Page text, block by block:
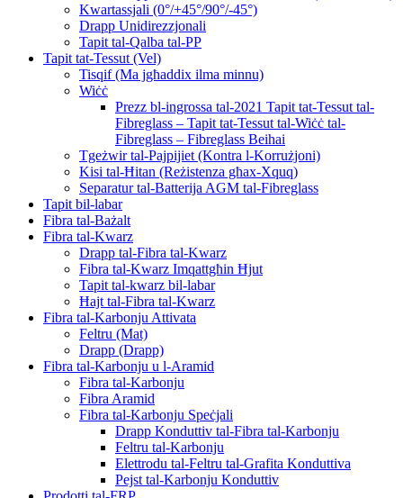
Kwartassjali (0°/+45°/90°/-45°)
Drapp Unidirezzjonali
Tapit tal-Qalba tal-PP
Tapit tat-Tessut (Vel)
Tisqif (Ma jgħaddix ilma minnu)
Wiċċ
Prezz bl-ingrossa tal-2021 Tapit tat-Tessut tal-
Fibreglass – Tapit tat-Tessut tal-Wiċċ tal-
Fibreglass – Fibreglass Beihai
Tgeżwir tal-Pajpijiet (Kontra l-Korrużjoni)
Kisi tal-Ħitan (Reżistenza għax-Xquq)
Separatur tal-Batterija AGM tal-Fibreglass
Tapit bil-labar
Fibra tal-Bażalt
Fibra tal-Kwarz
Drapp tal-Fibra tal-Kwarz
Fibra tal-Kwarz Imqattgħin Ħjut
Tapit tal-kwarz bil-labar
Ħajt tal-Fibra tal-Kwarz
Fibra tal-Karbonju Attivata
Feltru (Mat)
Drapp (Drapp)
Fibra tal-Karbonju u l-Aramid
Fibra tal-Karbonju
Fibra Aramid
Fibra tal-Karbonju Speċjali
Drapp Konduttiv tal-Fibra tal-Karbonju
Feltru tal-Karbonju
Elettrodu tal-Feltru tal-Grafita Konduttiva
Pejst tal-Karbonju Konduttiv